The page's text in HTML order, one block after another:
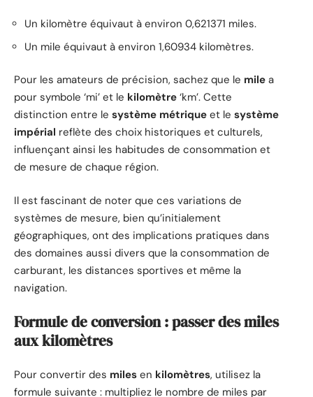
Un kilomètre équivaut à environ 0,621371 miles.
Un mile équivaut à environ 1,60934 kilomètres.
Pour les amateurs de précision, sachez que le mile a
pour symbole ‘mi’ et le kilomètre ‘km’. Cette
distinction entre le système métrique et le système
impérial reflète des choix historiques et culturels,
influençant ainsi les habitudes de consommation et
de mesure de chaque région.
Il est fascinant de noter que ces variations de
systèmes de mesure, bien qu’initialement
géographiques, ont des implications pratiques dans
des domaines aussi divers que la consommation de
carburant, les distances sportives et même la
navigation.
Formule de conversion : passer des miles
aux kilomètres
Pour convertir des miles en kilomètres, utilisez la
formule suivante : multipliez le nombre de miles par